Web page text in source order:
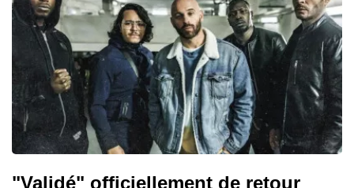
"Validé" officiellement de retour